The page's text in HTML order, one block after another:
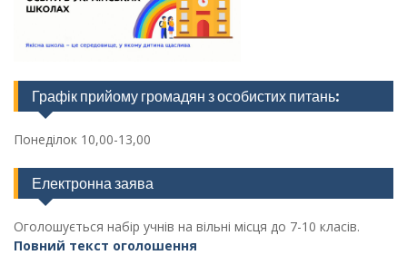
Графік прийому громадян з особистих питань:
Понеділок 10,00-13,00
Електронна заява
Оголошується набір учнів на вільні місця до 7-10 класів.
Повний текст оголошення